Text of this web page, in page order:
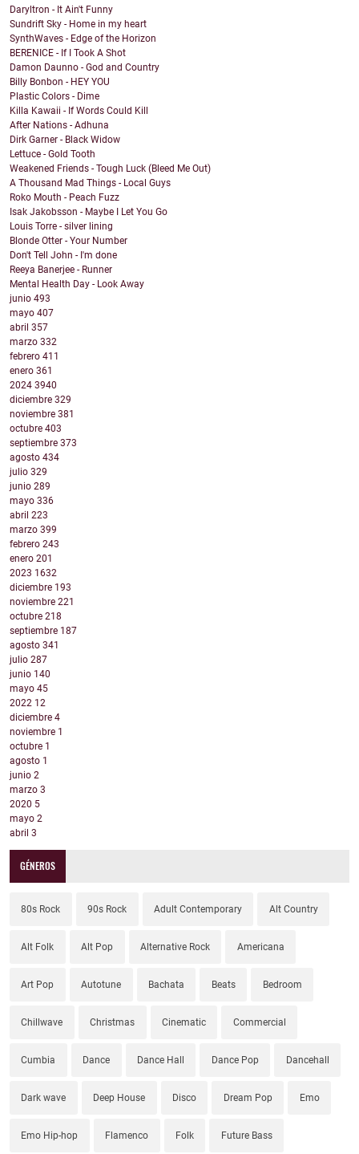
Daryltron - It Ain't Funny
Sundrift Sky - Home in my heart
SynthWaves - Edge of the Horizon
BERENICE - If I Took A Shot
Damon Daunno - God and Country
Billy Bonbon - HEY YOU
Plastic Colors - Dime
Killa Kawaii - If Words Could Kill
After Nations - Adhuna
Dirk Garner - Black Widow
Lettuce - Gold Tooth
Weakened Friends - Tough Luck (Bleed Me Out)
A Thousand Mad Things - Local Guys
Roko Mouth - Peach Fuzz
Isak Jakobsson - Maybe I Let You Go
Louis Torre - silver lining
Blonde Otter - Your Number
Don't Tell John - I'm done
Reeya Banerjee - Runner
Mental Health Day - Look Away
junio 493
mayo 407
abril 357
marzo 332
febrero 411
enero 361
2024 3940
diciembre 329
noviembre 381
octubre 403
septiembre 373
agosto 434
julio 329
junio 289
mayo 336
abril 223
marzo 399
febrero 243
enero 201
2023 1632
diciembre 193
noviembre 221
octubre 218
septiembre 187
agosto 341
julio 287
junio 140
mayo 45
2022 12
diciembre 4
noviembre 1
octubre 1
agosto 1
junio 2
marzo 3
2020 5
mayo 2
abril 3
GÉNEROS
80s Rock 90s Rock Adult Contemporary Alt Country
Alt Folk Alt Pop Alternative Rock Americana
Art Pop Autotune Bachata Beats Bedroom
Chillwave Christmas Cinematic Commercial
Cumbia Dance Dance Hall Dance Pop Dancehall
Dark wave Deep House Disco Dream Pop Emo
Emo Hip-hop Flamenco Folk Future Bass